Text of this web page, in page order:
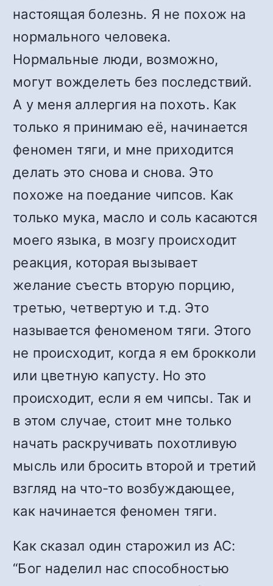
настоящая болезнь. Я не похож на
нормального человека.
Нормальные люди, возможно,
могут вожделеть без последствий.
А у меня аллергия на похоть. Как
только я принимаю её, начинается
феномен тяги, и мне приходится
делать это снова и снова. Это
похоже на поедание чипсов. Как
только мука, масло и соль касаются
моего языка, в мозгу происходит
реакция, которая вызывает
желание съесть вторую порцию,
третью, четвертую и т.д. Это
называется феноменом тяги. Этого
не происходит, когда я ем брокколи
или цветную капусту. Но это
происходит, если я ем чипсы. Так и
в этом случае, стоит мне только
начать раскручивать похотливую
мысль или бросить второй и третий
взгляд на что-то возбуждающее,
как начинается феномен тяги.
Как сказал один старожил из АС:
“Бог наделил нас способностью